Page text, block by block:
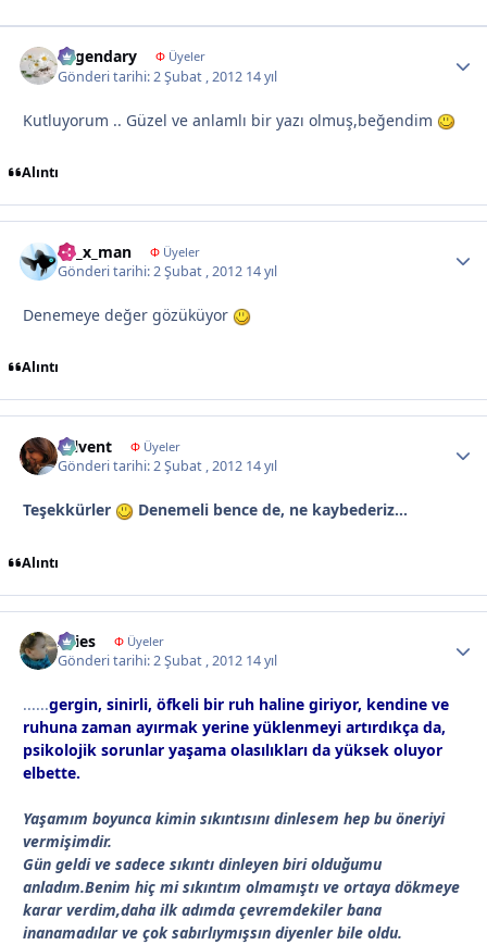
Legendary ΦÜyeler
Gönderi tarihi:2 Şubat , 2012 14 yıl
Kutluyorum .. Güzel ve anlamlı bir yazı olmuş,beğendim
Alıntı
by_x_man ΦÜyeler
Gönderi tarihi:2 Şubat , 2012 14 yıl
Denemeye değer gözüküyor
Alıntı
tülvent ΦÜyeler
Gönderi tarihi:2 Şubat , 2012 14 yıl
Teşekkürler Denemeli bence de, ne kaybederiz...
Alıntı
Aries ΦÜyeler
Gönderi tarihi:2 Şubat , 2012 14 yıl
......gergin, sinirli, öfkeli bir ruh haline giriyor, kendine ve
ruhuna zaman ayırmak yerine yüklenmeyi artırdıkça da,
psikolojik sorunlar yaşama olasılıkları da yüksek oluyor
elbette.
Yaşamım boyunca kimin sıkıntısını dinlesem hep bu öneriyi
vermişimdir.
Gün geldi ve sadece sıkıntı dinleyen biri olduğumu
anladım.Benim hiç mi sıkıntım olmamıştı ve ortaya dökmeye
karar verdim,daha ilk adımda çevremdekiler bana
inanamadılar ve çok sabırlıymışsın diyenler bile oldu.